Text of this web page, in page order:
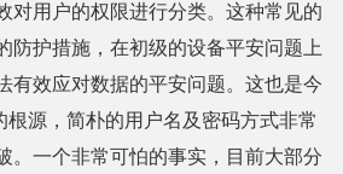
对用户的权限进行分类。这种常见的
防护措施，在初级的设备平安问题上
有效应对数据的平安问题。这也是今
根源，简朴的用户名及密码方式非常
。一个非常可怕的事实，目前大部分